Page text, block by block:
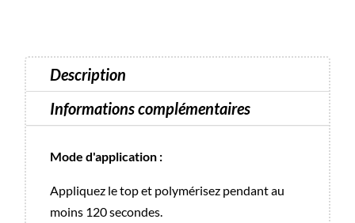
13
ml
Description
Informations complémentaires
Mode d'application :
Appliquez le top et polymérisez pendant au
moins 120 secondes.